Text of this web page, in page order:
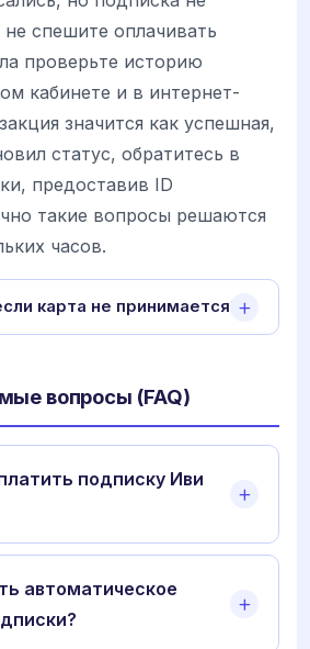
спешите оплачивать
проверьте историю
кабинете и в интернет-
значится как успешная,
статус, обратитесь в
предоставив ID
такие вопросы решаются
часов.
карта не принимается?
вопросы (FAQ)
подписку Иви
автоматическое